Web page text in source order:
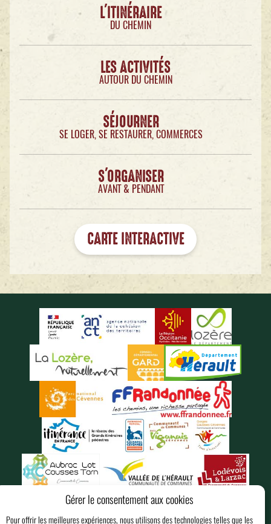
Gérer le consentement aux cookies
Pour offrir les meilleures expériences, nous utilisons des technologies telles que les
L'ITINÉRAIRE
DU CHEMIN
LES ACTIVITÉS
AUTOUR DU CHEMIN
SÉJOURNER
SE LOGER, SE RESTAURER, COMMERCES
S'ORGANISER
AVANT & PENDANT
CARTE INTERACTIVE